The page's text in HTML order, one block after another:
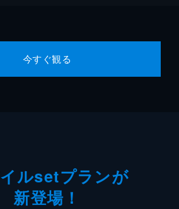
今すぐ観る
ルsetプランが
新登場！